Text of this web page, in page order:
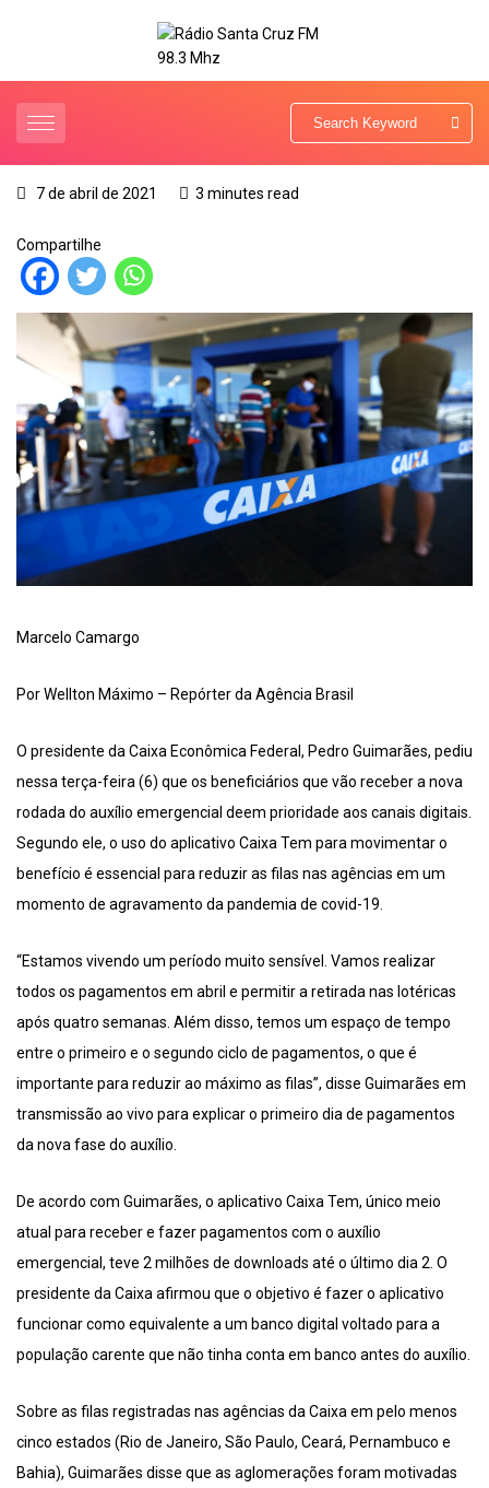
7 de abril de 2021 3 minutes read
Compartilhe
Marcelo Camargo
Por Wellton Máximo – Repórter da Agência Brasil
O presidente da Caixa Econômica Federal, Pedro Guimarães, pediu
nessa terça-feira (6) que os beneficiários que vão receber a nova
rodada do auxílio emergencial deem prioridade aos canais digitais.
Segundo ele, o uso do aplicativo Caixa Tem para movimentar o
benefício é essencial para reduzir as filas nas agências em um
momento de agravamento da pandemia de covid-19.
“Estamos vivendo um período muito sensível. Vamos realizar
todos os pagamentos em abril e permitir a retirada nas lotéricas
após quatro semanas. Além disso, temos um espaço de tempo
entre o primeiro e o segundo ciclo de pagamentos, o que é
importante para reduzir ao máximo as filas”, disse Guimarães em
transmissão ao vivo para explicar o primeiro dia de pagamentos
da nova fase do auxílio.
De acordo com Guimarães, o aplicativo Caixa Tem, único meio
atual para receber e fazer pagamentos com o auxílio
emergencial, teve 2 milhões de downloads até o último dia 2. O
presidente da Caixa afirmou que o objetivo é fazer o aplicativo
funcionar como equivalente a um banco digital voltado para a
população carente que não tinha conta em banco antes do auxílio.
Sobre as filas registradas nas agências da Caixa em pelo menos
cinco estados (Rio de Janeiro, São Paulo, Ceará, Pernambuco e
Bahia), Guimarães disse que as aglomerações foram motivadas